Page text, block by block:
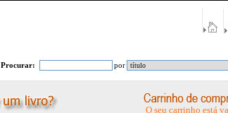
Procurar: por
O seu carrinho está